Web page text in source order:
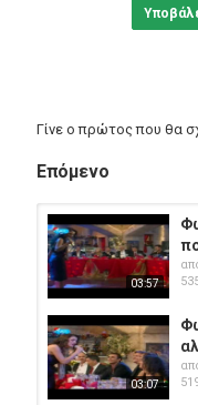
Γίνε ο πρώτος που θα
Επόμενο
03:57
03:07